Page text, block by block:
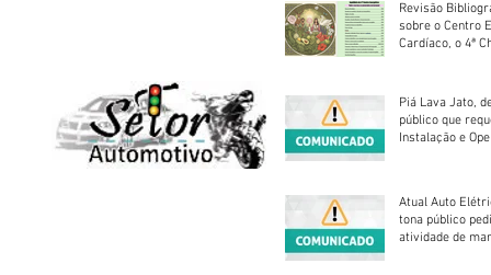
Revisão
sobre o Centro
Cardíaco, o 4ª
Piá Lava Jato,
público que
Instalação e
Atual Auto
tona público
atividade de